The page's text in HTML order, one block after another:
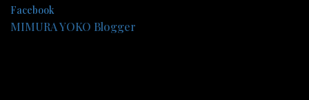
Facebook
MIMURA YOKO Blogger